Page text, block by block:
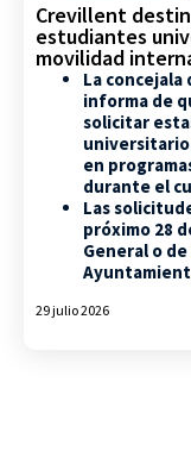
Crevillent
estudiantes
movilidad
La concejala
informa de
solicitar
en
durante el
Las
próximo 28
General o
29 julio 2026